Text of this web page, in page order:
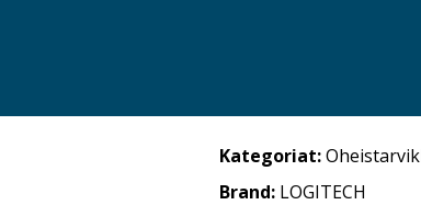
Kategoriat:
Brand: LOGITECH